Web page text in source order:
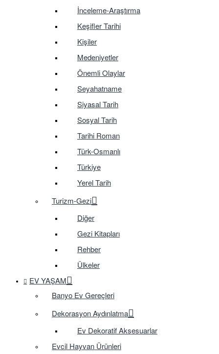
İnceleme-Araştırma
Keşifler Tarihi
Kişiler
Medeniyetler
Önemli Olaylar
Seyahatname
Siyasal Tarih
Sosyal Tarih
Tarihi Roman
Türk-Osmanlı
Türkiye
Yerel Tarih
Turizm-Gezi
Diğer
Gezi Kitapları
Rehber
Ülkeler
EV YAŞAM
Banyo Ev Gereçleri
Dekorasyon Aydınlatma
Ev Dekoratif Aksesuarlar
Evcil Hayvan Ürünleri